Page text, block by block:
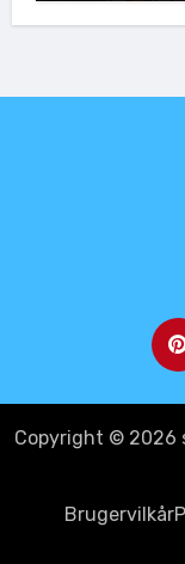
Copyright © 2026
Brugervilkår